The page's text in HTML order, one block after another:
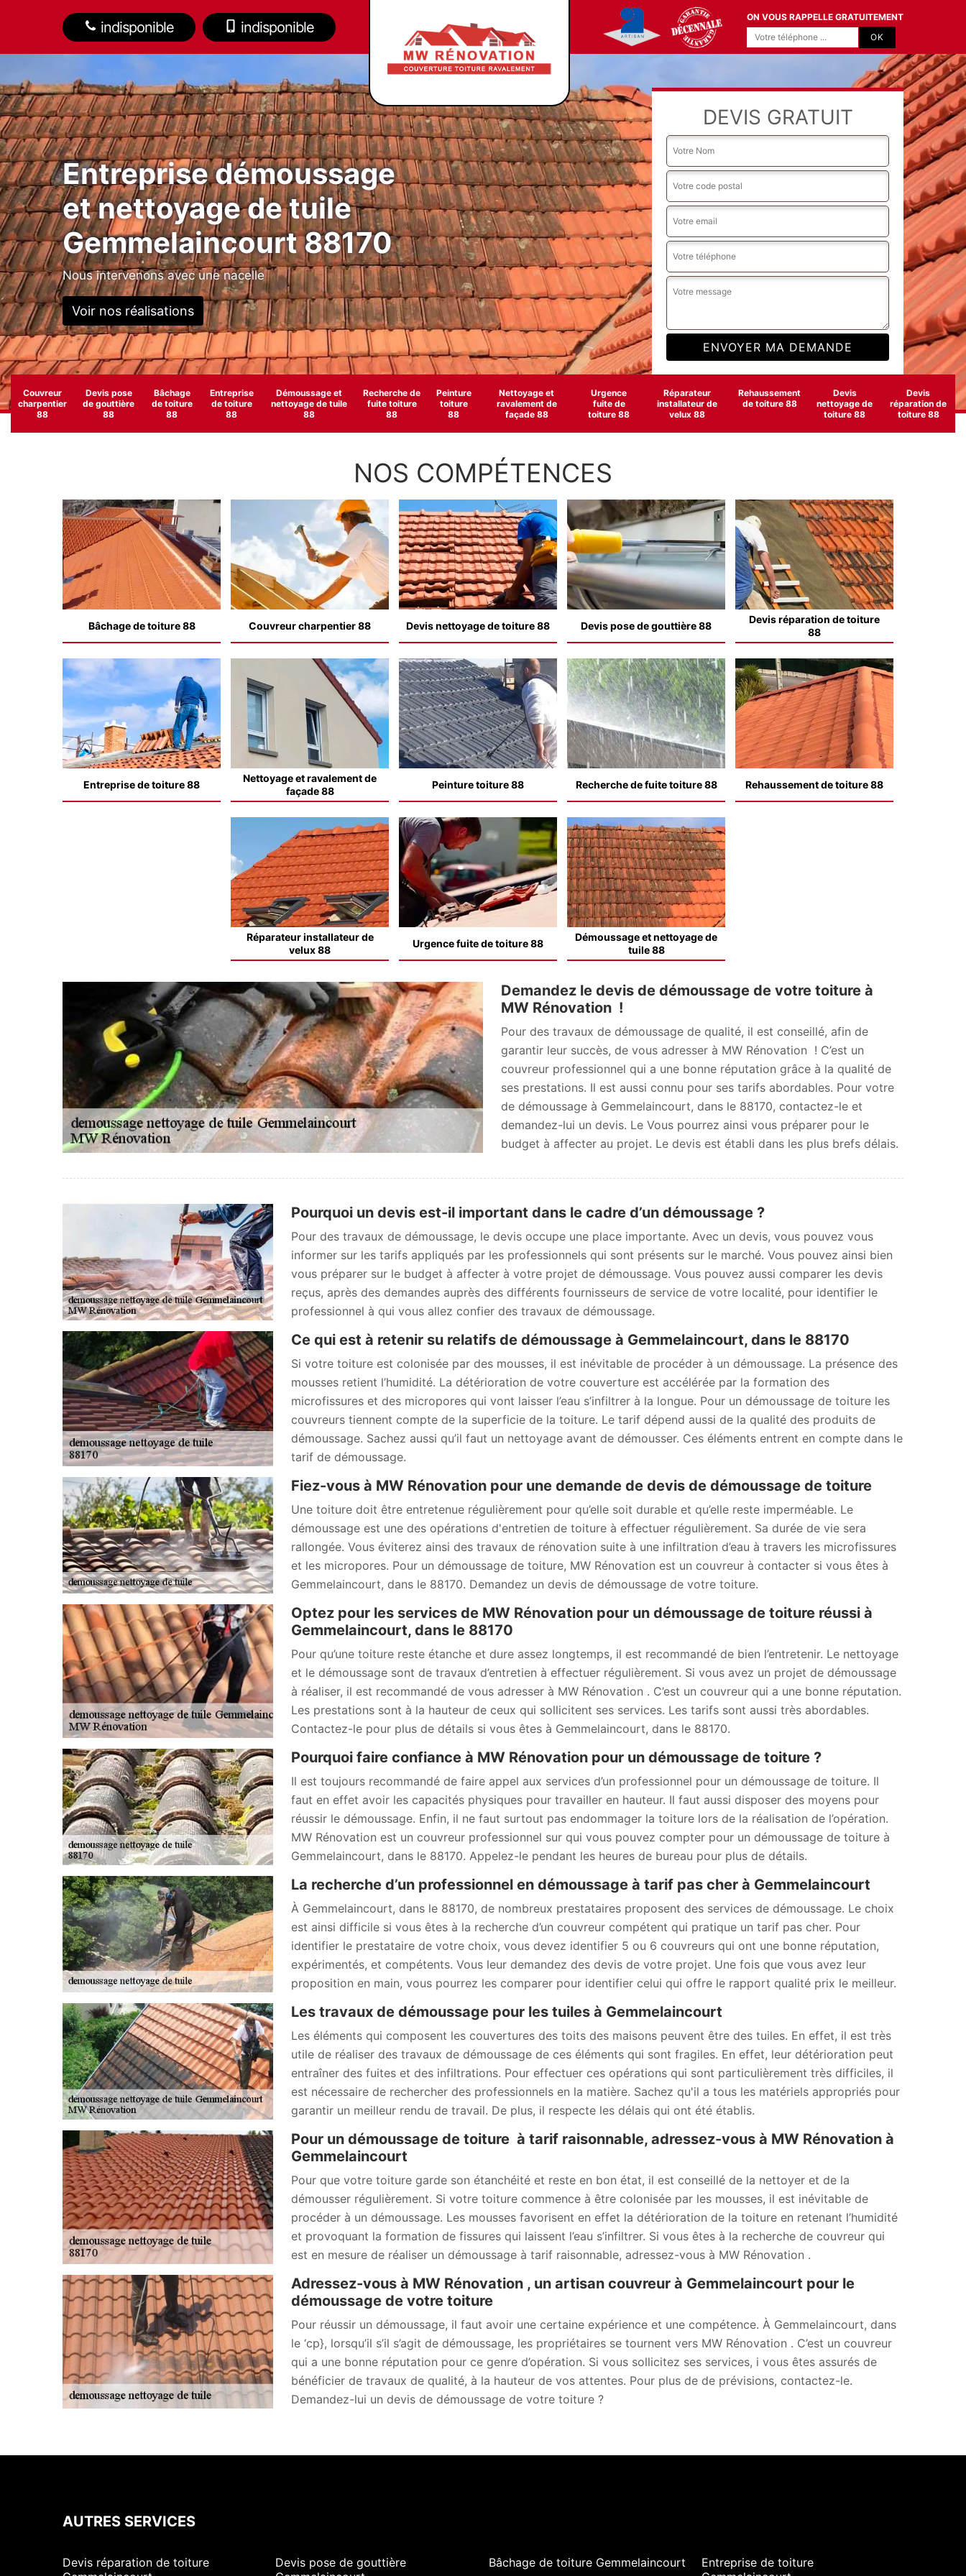
indisponible indisponible
ON VOUS RAPPELLE GRATUITEMENT
Entreprise démoussage
et nettoyage de tuile
Gemmelaincourt 88170
Nous intervenons avec une nacelle
Voir nos réalisations
DEVIS GRATUIT
Couvreur
charpentier
88
Devis pose
de gouttière
88
Bâchage
de toiture
88
Entreprise
de toiture
88
Démoussage et
nettoyage de tuile
88
Recherche de
fuite toiture
88
Peinture
toiture
88
Nettoyage et
ravalement de
façade 88
Urgence
fuite de
toiture 88
Réparateur
installateur de
velux 88
Rehaussement
de toiture 88
Devis
nettoyage de
toiture 88
Devis
réparation de
toiture 88
NOS COMPÉTENCES
Bâchage de toiture 88 Couvreur charpentier 88 Devis nettoyage de toiture 88 Devis pose de gouttière 88
Devis réparation de toiture
88
Entreprise de toiture 88
Nettoyage et ravalement de
façade 88
Peinture toiture 88 Recherche de fuite toiture 88 Rehaussement de toiture 88
Réparateur installateur de
velux 88
Urgence fuite de toiture 88
Démoussage et nettoyage de
tuile 88
Demandez le devis de démoussage de votre toiture à
MW Rénovation !
Pour des travaux de démoussage de qualité, il est conseillé, afin de
garantir leur succès, de vous adresser à MW Rénovation ! C’est un
couvreur professionnel qui a une bonne réputation grâce à la qualité de
ses prestations. Il est aussi connu pour ses tarifs abordables. Pour votre
de démoussage à Gemmelaincourt, dans le 88170, contactez-le et
demandez-lui un devis. Le Vous pourrez ainsi vous préparer pour le
budget à affecter au projet. Le devis est établi dans les plus brefs délais.
Pourquoi un devis est-il important dans le cadre d’un démoussage ?
Pour des travaux de démoussage, le devis occupe une place importante. Avec un devis, vous pouvez vous
informer sur les tarifs appliqués par les professionnels qui sont présents sur le marché. Vous pouvez ainsi bien
vous préparer sur le budget à affecter à votre projet de démoussage. Vous pouvez aussi comparer les devis
reçus, après des demandes auprès des différents fournisseurs de service de votre localité, pour identifier le
professionnel à qui vous allez confier des travaux de démoussage.
Ce qui est à retenir su relatifs de démoussage à Gemmelaincourt, dans le 88170
Si votre toiture est colonisée par des mousses, il est inévitable de procéder à un démoussage. La présence des
mousses retient l’humidité. La détérioration de votre couverture est accélérée par la formation des
microfissures et des micropores qui vont laisser l’eau s’infiltrer à la longue. Pour un démoussage de toiture les
couvreurs tiennent compte de la superficie de la toiture. Le tarif dépend aussi de la qualité des produits de
démoussage. Sachez aussi qu’il faut un nettoyage avant de démousser. Ces éléments entrent en compte dans le
tarif de démoussage.
Fiez-vous à MW Rénovation pour une demande de devis de démoussage de toiture
Une toiture doit être entretenue régulièrement pour qu’elle soit durable et qu’elle reste imperméable. Le
démoussage est une des opérations d'entretien de toiture à effectuer régulièrement. Sa durée de vie sera
rallongée. Vous éviterez ainsi des travaux de rénovation suite à une infiltration d’eau à travers les microfissures
et les micropores. Pour un démoussage de toiture, MW Rénovation est un couvreur à contacter si vous êtes à
Gemmelaincourt, dans le 88170. Demandez un devis de démoussage de votre toiture.
Optez pour les services de MW Rénovation pour un démoussage de toiture réussi à
Gemmelaincourt, dans le 88170
Pour qu’une toiture reste étanche et dure assez longtemps, il est recommandé de bien l’entretenir. Le nettoyage
et le démoussage sont de travaux d’entretien à effectuer régulièrement. Si vous avez un projet de démoussage
à réaliser, il est recommandé de vous adresser à MW Rénovation . C’est un couvreur qui a une bonne réputation.
Les prestations sont à la hauteur de ceux qui sollicitent ses services. Les tarifs sont aussi très abordables.
Contactez-le pour plus de détails si vous êtes à Gemmelaincourt, dans le 88170.
Pourquoi faire confiance à MW Rénovation pour un démoussage de toiture ?
Il est toujours recommandé de faire appel aux services d’un professionnel pour un démoussage de toiture. Il
faut en effet avoir les capacités physiques pour travailler en hauteur. Il faut aussi disposer des moyens pour
réussir le démoussage. Enfin, il ne faut surtout pas endommager la toiture lors de la réalisation de l’opération.
MW Rénovation est un couvreur professionnel sur qui vous pouvez compter pour un démoussage de toiture à
Gemmelaincourt, dans le 88170. Appelez-le pendant les heures de bureau pour plus de détails.
La recherche d’un professionnel en démoussage à tarif pas cher à Gemmelaincourt
À Gemmelaincourt, dans le 88170, de nombreux prestataires proposent des services de démoussage. Le choix
est ainsi difficile si vous êtes à la recherche d’un couvreur compétent qui pratique un tarif pas cher. Pour
identifier le prestataire de votre choix, vous devez identifier 5 ou 6 couvreurs qui ont une bonne réputation,
expérimentés, et compétents. Vous leur demandez des devis de votre projet. Une fois que vous avez leur
proposition en main, vous pourrez les comparer pour identifier celui qui offre le rapport qualité prix le meilleur.
Les travaux de démoussage pour les tuiles à Gemmelaincourt
Les éléments qui composent les couvertures des toits des maisons peuvent être des tuiles. En effet, il est très
utile de réaliser des travaux de démoussage de ces éléments qui sont fragiles. En effet, leur détérioration peut
entraîner des fuites et des infiltrations. Pour effectuer ces opérations qui sont particulièrement très difficiles, il
est nécessaire de rechercher des professionnels en la matière. Sachez qu'il a tous les matériels appropriés pour
garantir un meilleur rendu de travail. De plus, il respecte les délais qui ont été établis.
Pour un démoussage de toiture à tarif raisonnable, adressez-vous à MW Rénovation à
Gemmelaincourt
Pour que votre toiture garde son étanchéité et reste en bon état, il est conseillé de la nettoyer et de la
démousser régulièrement. Si votre toiture commence à être colonisée par les mousses, il est inévitable de
procéder à un démoussage. Les mousses favorisent en effet la détérioration de la toiture en retenant l’humidité
et provoquant la formation de fissures qui laissent l’eau s’infiltrer. Si vous êtes à la recherche de couvreur qui
est en mesure de réaliser un démoussage à tarif raisonnable, adressez-vous à MW Rénovation .
Adressez-vous à MW Rénovation , un artisan couvreur à Gemmelaincourt pour le
démoussage de votre toiture
Pour réussir un démoussage, il faut avoir une certaine expérience et une compétence. À Gemmelaincourt, dans
le ‘cp}, lorsqu’il s’il s’agit de démoussage, les propriétaires se tournent vers MW Rénovation . C’est un couvreur
qui a une bonne réputation pour ce genre d’opération. Si vous sollicitez ses services, i vous êtes assurés de
bénéficier de travaux de qualité, à la hauteur de vos attentes. Pour plus de de prévisions, contactez-le.
Demandez-lui un devis de démoussage de votre toiture ?
AUTRES SERVICES
Devis réparation de toiture
Devis pose de gouttière
Bâchage de toiture Gemmelaincourt
Entreprise de toiture